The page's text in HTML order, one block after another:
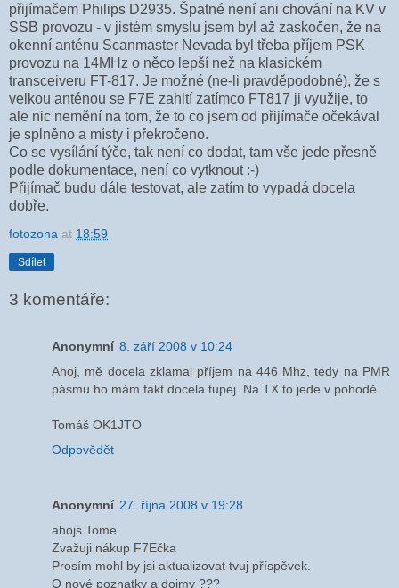
přijímačem Philips D2935. Špatné není ani chování na KV v
SSB provozu - v jistém smyslu jsem byl až zaskočen, že na
okenní anténu Scanmaster Nevada byl třeba příjem PSK
provozu na 14MHz o něco lepší než na klasickém
transceiveru FT-817. Je možné (ne-li pravděpodobné), že s
velkou anténou se F7E zahltí zatímco FT817 ji využije, to
ale nic nemění na tom, že to co jsem od přijímače očekával
je splněno a místy i překročeno.
Co se vysílání týče, tak není co dodat, tam vše jede přesně
podle dokumentace, není co vytknout :-)
Přijímač budu dále testovat, ale zatím to vypadá docela
dobře.
fotozona at 18:59
Sdílet
3 komentáře:
Anonymní 8. září 2008 v 10:24
Ahoj, mě docela zklamal příjem na 446 Mhz, tedy na PMR
pásmu ho mám fakt docela tupej. Na TX to jede v pohodě..
Tomáš OK1JTO
Odpovědět
Anonymní 27. října 2008 v 19:28
ahojs Tome
Zvažuji nákup F7Ečka
Prosím mohl by jsi aktualizovat tvuj příspěvek.
O nové poznatky a dojmy ???